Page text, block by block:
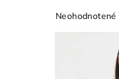
Priemerné
Neohodnotené